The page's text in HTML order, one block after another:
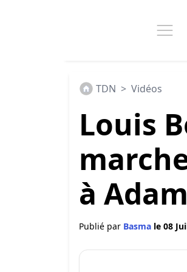
TDN > Vidéos
Louis
à
Publié par Basma le 08